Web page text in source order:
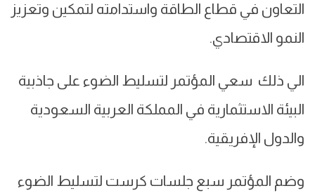
التعاون في قطاع الطاقة واستدامته لتمكين وتعزيز
النمو الاقتصادي.
الي ذلك سعي المؤتمر لتسليط الضوء على جاذبية
البيئة الاستثمارية في المملكة العربية السعودية
والدول الإفريقية.
وضم المؤتمر سبع جلسات كرست لتسليط الضوء